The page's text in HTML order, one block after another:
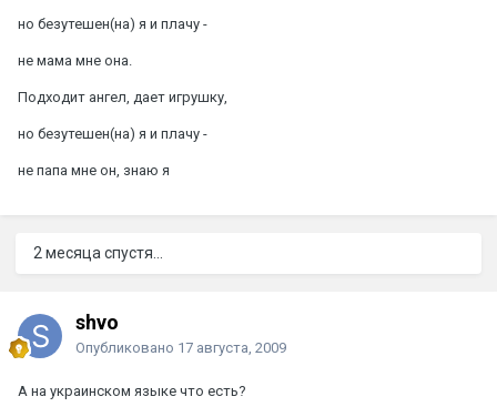
но безутешен(на) я и плачу -
не мама мне она.
Подходит ангел, дает игрушку,
но безутешен(на) я и плачу -
не папа мне он, знаю я
2 месяца спустя...
shvo
Опубликовано 17 августа, 2009
А на украинском языке что есть?